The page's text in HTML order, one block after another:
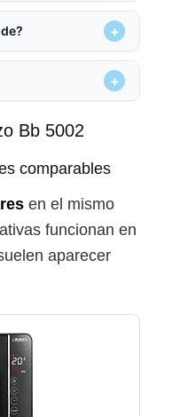
Bb 5002
comparables
en el mismo
funcionan en
aparecer